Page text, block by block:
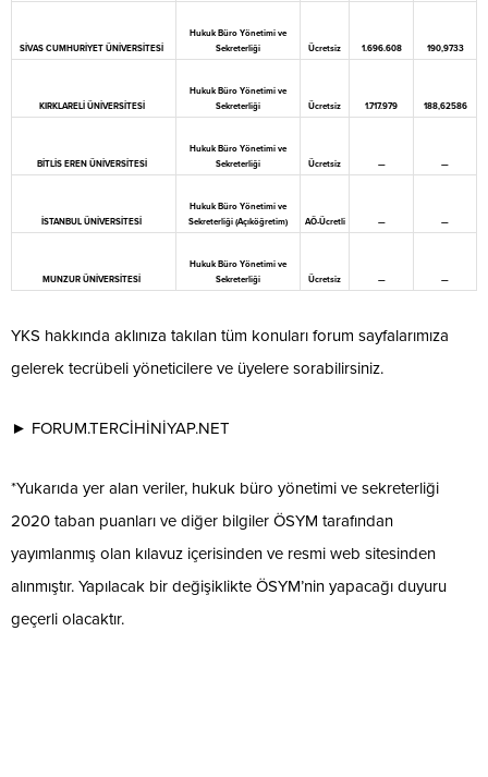
SİVAS CUMHURİYET ÜNİVERSİTESİ
Hukuk Büro Yönetimi ve
Sekreterliği
Ücretsiz 1.696.608 190,9733
KIRKLARELİ ÜNİVERSİTESİ
Hukuk Büro Yönetimi ve
Sekreterliği
Ücretsiz 1.717.979 188,62586
BİTLİS EREN ÜNİVERSİTESİ
Hukuk Büro Yönetimi ve
Sekreterliği
Ücretsiz — —
İSTANBUL ÜNİVERSİTESİ
Hukuk Büro Yönetimi ve
Sekreterliği (Açıköğretim)
AÖ-Ücretli — —
MUNZUR ÜNİVERSİTESİ
Hukuk Büro Yönetimi ve
Sekreterliği
Ücretsiz — —
YKS hakkında aklınıza takılan tüm konuları forum sayfalarımıza
gelerek tecrübeli yöneticilere ve üyelere sorabilirsiniz.
► FORUM.TERCİHİNİYAP.NET
*Yukarıda yer alan veriler, hukuk büro yönetimi ve sekreterliği
2020 taban puanları ve diğer bilgiler ÖSYM tarafından
yayımlanmış olan kılavuz içerisinden ve resmi web sitesinden
alınmıştır. Yapılacak bir değişiklikte ÖSYM’nin yapacağı duyuru
geçerli olacaktır.